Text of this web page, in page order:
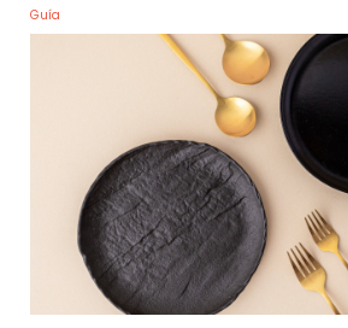
Guía